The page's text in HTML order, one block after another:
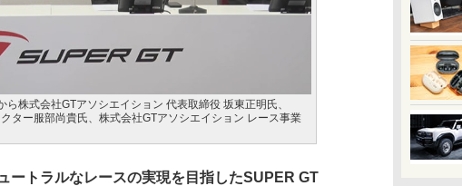
ら株式会社GTアソシエイション 代表取締役 坂東正明氏、
ター服部尚貴氏、株式会社GTアソシエイション レース事業
ートラルなレースの実現を目指したSUPER GT